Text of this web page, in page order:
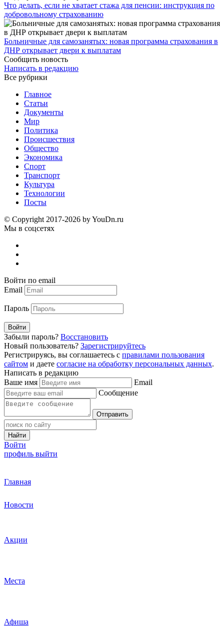
Что делать, если не хватает стажа для пенсии: инструкция по
добровольному страхованию
Больничные для самозанятых: новая программа страхования в
ДНР открывает двери к выплатам
Сообщить новость
Написать в редакцию
Все рубрики
Главное
Статьи
Документы
Мир
Политика
Происшествия
Общество
Экономика
Спорт
Транспорт
Культура
Технологии
Посты
© Copyright 2017-2026 by YouDn.ru
Мы в соцсетях
Войти по email
Email
Пароль
Войти
Забыли пароль? Восстановить
Новый пользователь? Зарегистрируйтесь
Регистрируясь, вы соглашаетесь с правилами пользования
сайтом и даете согласие на обработку персональных данных.
Написать в редакцию
Ваше имя
Email
Сообщение
Отправить
Найти
Войти
профиль выйти
Главная
Новости
Акции
Места
Афиша